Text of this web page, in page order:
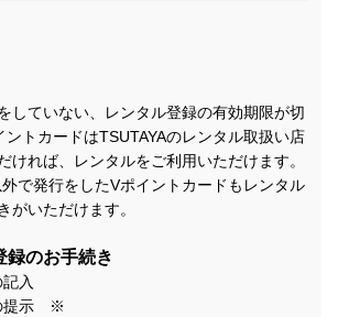
していない、レンタル登録の有効期限が切
トカードはTSUTAYAのレンタル取扱い店
ければ、レンタルをご利用いただけます。
で発行をしたVポイントカードもレンタル
がいただけます。
録のお手続き
入
提示 ※